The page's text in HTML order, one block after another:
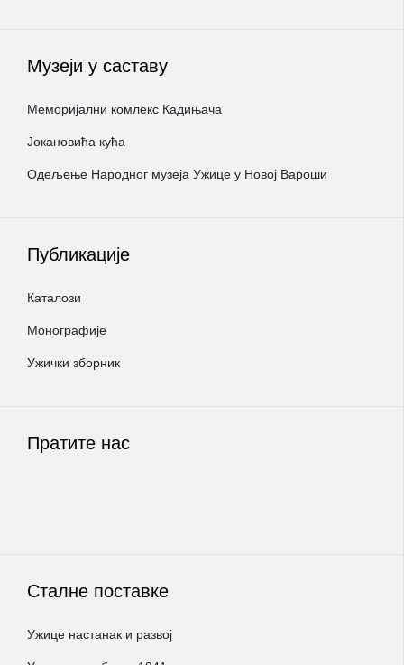
Музеји у саставу
Меморијални комлекс Кадињача
Јокановића кућа
Oдељење Народног музеја Ужице у Новој Вароши
Публикације
Каталози
Монографије
Ужички зборник
Пратите нас
Сталне поставке
Ужице настанак и развој